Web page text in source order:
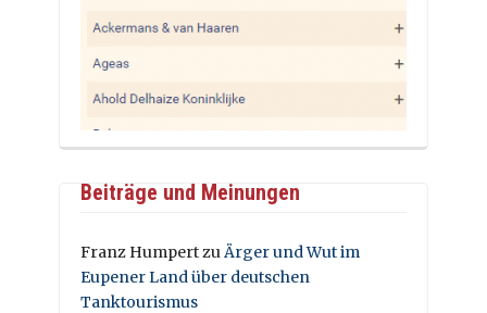
Beiträge und Meinungen
Franz HumpertzuÄrger und Wut im
Eupener Land über deutschen
Tanktourismus